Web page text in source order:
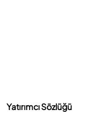
Yatırımcı Sözlüğü